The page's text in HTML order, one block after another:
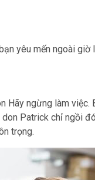
yêu mến ngoài
Hãy ngừng làm
Patrick chỉ ngồi
trọng.